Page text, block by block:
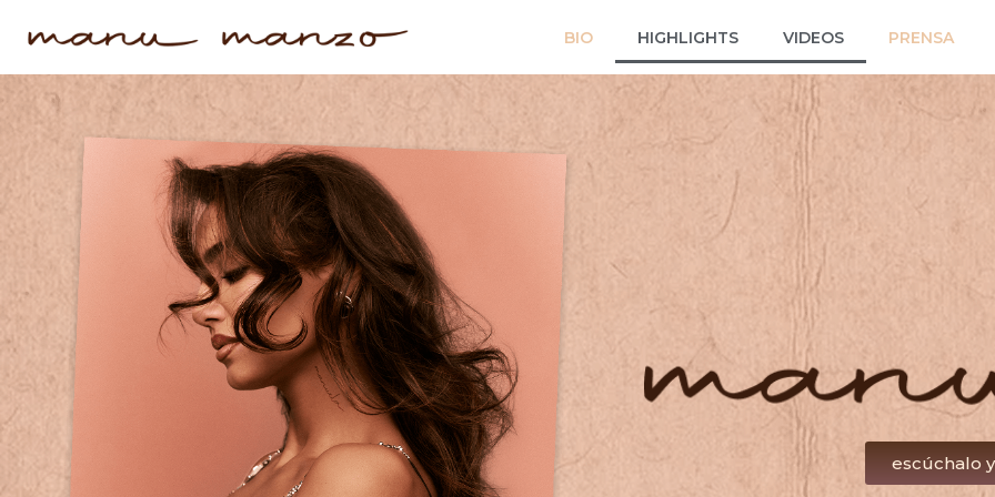
BIO HIGHLIGHTS VIDEOS PRENSA
escúchalo